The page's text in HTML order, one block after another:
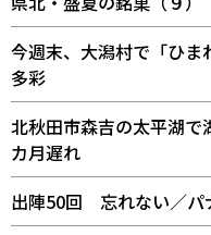
今週末、大潟村で「ひ
多彩
北秋田市森吉の太平湖
カ月遅れ
出陣50回 忘れない／